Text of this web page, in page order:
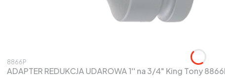
Kod produktu
8866P
ADAPTER REDUKCJA UDAROWA 1'' na 3/4" King Tony